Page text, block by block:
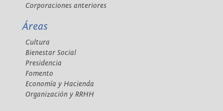
Corporaciones anteriores
Áreas
Cultura
Bienestar Social
Presidencia
Fomento
Economía y Hacienda
Organización y RRHH